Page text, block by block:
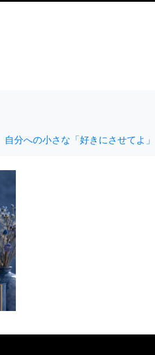
分への小さな「好きにさせてよ」